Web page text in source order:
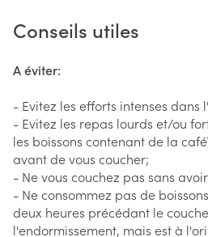
Conseils utiles
A éviter:
- Evitez les efforts intenses dans
- Evitez les repas lourds et/ou
les boissons contenant de la
avant de vous coucher;
- Ne vous couchez pas sans
- Ne consommez pas de
deux heures précédant le
l'endormissement, mais est à